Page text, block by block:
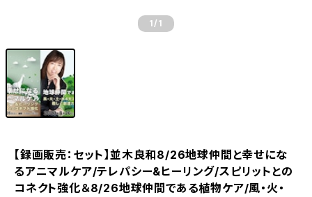
1 /1
【録画販売：セット】並木良和8/26地球仲間と幸せにな
るアニマルケア/テレパシー&ヒーリング/スピリットとの
コネクト強化＆8/26地球仲間である植物ケア/風・火・